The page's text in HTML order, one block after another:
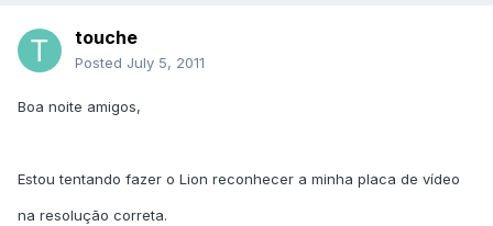
touche
Posted July 5, 2011
Boa noite amigos,
Estou tentando fazer o Lion reconhecer a minha placa de vídeo
na resolução correta.